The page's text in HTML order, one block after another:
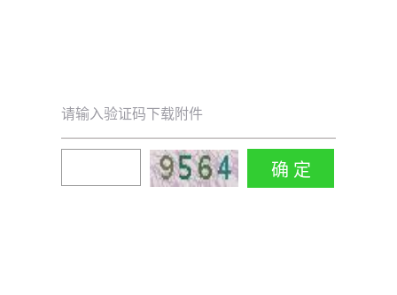
请输入验证码下载附件